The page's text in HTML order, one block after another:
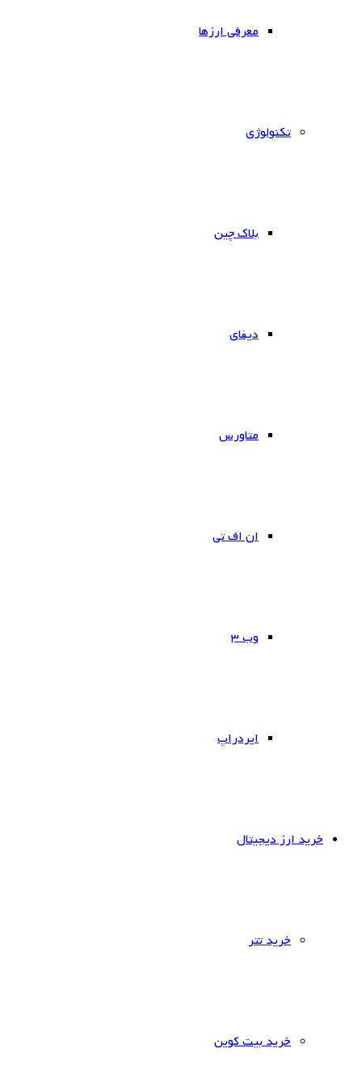
معرفی ارزها
‌تکنولوژی
بلاک چین
دیفای
متاورس
ان اف تی
وب ۳
ایردراپ
خرید ارز دیجیتال
خرید تتر
خرید بیت کوین